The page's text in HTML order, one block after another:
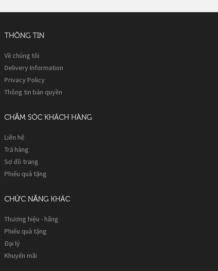
THÔNG TIN
Về chúng tôi
Delivery Information
Privacy Policy
Thông tin bản quyền
CHĂM SÓC KHÁCH HÀNG
Liên hệ
Trả hàng
Sơ đồ trang
Phiếu quà tặng
CHỨC NĂNG KHÁC
Thương hiệu - hãng
Phiếu quà tặng
Đại lý
Khuyến mãi